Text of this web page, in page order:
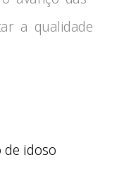
a qualidade